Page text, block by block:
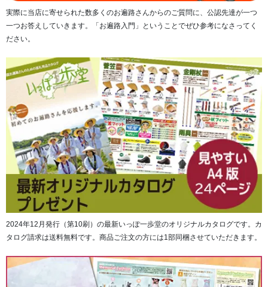
※上画像は「メビウス シルバー925」
ご家族、ご兄弟、ご両親、恋人…。事前には想像すること
すら耐えがたいことですが、最愛の人が帰らぬ人になって
しまった時。人である以上いつかは避けられないこの別れ
に際して、インナーポケット機能がついた『Soul
灰を収納していただくことができるジュエリーペンダント
実際に当店に寄せられた数多くのお遍路さんからのご質問に、公認先達が一つ
一つお答えしていきます。「お遍路入門」ということでぜひ参考になさってく
ださい。
2024年12月発行（第10刷）の最新いっぽ一歩堂のオリジナルカタログです。カ
タログ請求は送料無料です。商品ご注文の方には1部同梱させていただきます。